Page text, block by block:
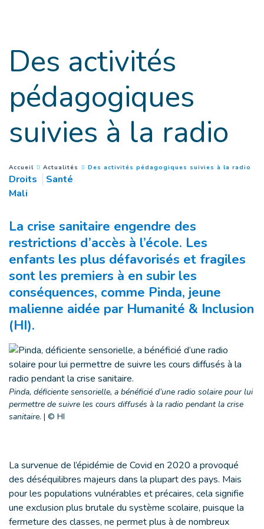
Des activités
pédagogiques
suivies à la radio
You are here :
Accueil Actualités Des activités pédagogiques suivies à la radio
Droits
Santé
Mali
La crise sanitaire engendre des
restrictions d’accès à l’école. Les
enfants les plus défavorisés et fragiles
sont les premiers à en subir les
conséquences, comme Pinda, jeune
malienne aidée par Humanité & Inclusion
(HI).
Pinda, déficiente sensorielle, a bénéficié d’une radio solaire pour lui
permettre de suivre les cours diffusés à la radio pendant la crise
sanitaire. | © HI
La survenue de l’épidémie de Covid en 2020 a provoqué
des déséquilibres majeurs dans la plupart des pays. Mais
pour les populations vulnérables et précaires, cela signifie
une exclusion plus brutale du système scolaire, puisque la
fermeture des classes, ne permet plus à de nombreux